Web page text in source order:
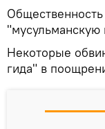
"мусульманскую
Некоторые
гида" в